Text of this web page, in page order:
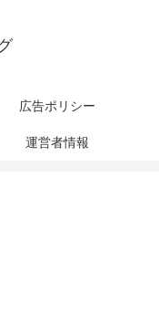
広告ポリシー
運営者情報